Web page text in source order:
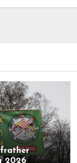
2026